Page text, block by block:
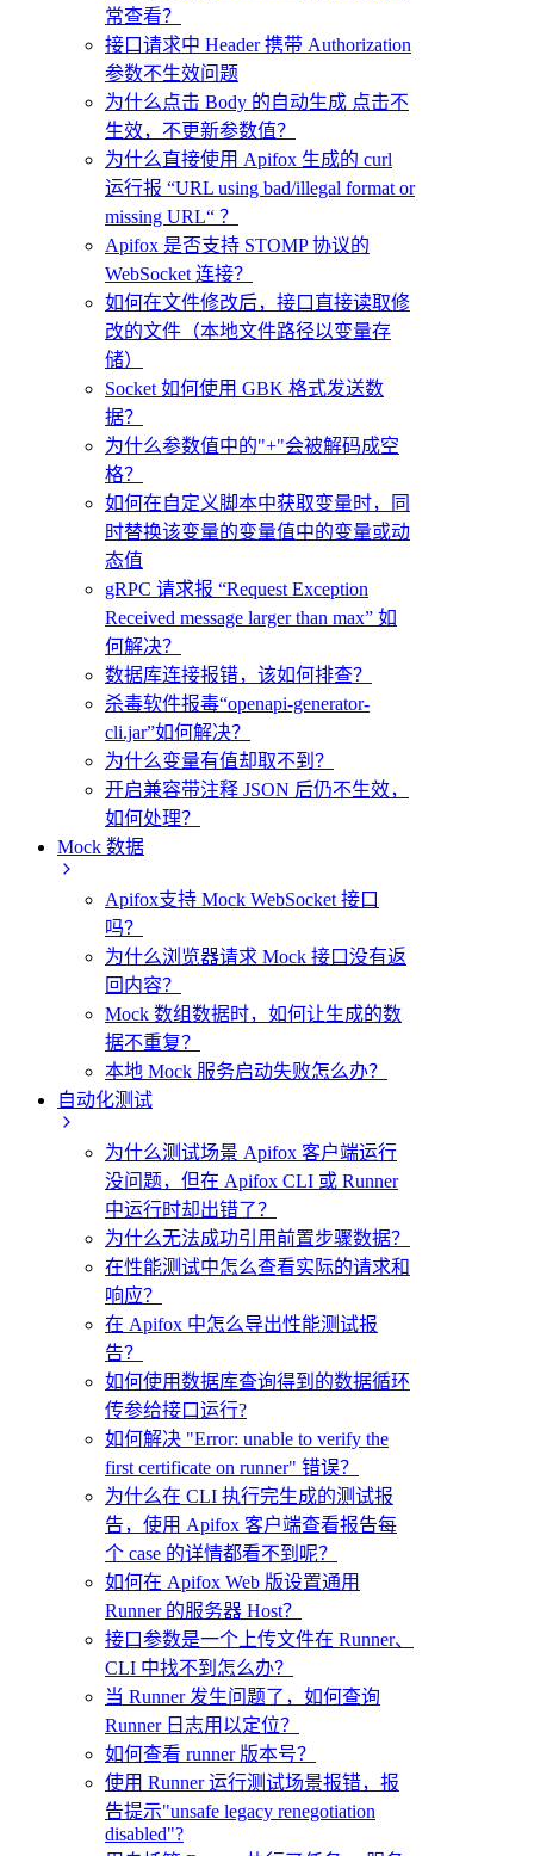
常查看？
接口请求中 Header 携带 Authorization
参数不生效问题
为什么点击 Body 的自动生成 点击不
生效，不更新参数值？
为什么直接使用 Apifox 生成的 curl
运行报 “URL using bad/illegal format or
missing URL“ ？
Apifox 是否支持 STOMP 协议的
WebSocket 连接？
如何在文件修改后，接口直接读取修
改的文件（本地文件路径以变量存
储）
Socket 如何使用 GBK 格式发送数
据？
为什么参数值中的"+"会被解码成空
格？
如何在自定义脚本中获取变量时，同
时替换该变量的变量值中的变量或动
态值
gRPC 请求报 “Request Exception
Received message larger than max” 如
何解决？
数据库连接报错，该如何排查？
杀毒软件报毒“openapi-generator-
cli.jar”如何解决？
为什么变量有值却取不到？
开启兼容带注释 JSON 后仍不生效，
如何处理？
Mock 数据
Apifox支持 Mock WebSocket 接口
吗？
为什么浏览器请求 Mock 接口没有返
回内容？
Mock 数组数据时，如何让生成的数
据不重复？
本地 Mock 服务启动失败怎么办？
自动化测试
为什么测试场景 Apifox 客户端运行
没问题，但在 Apifox CLI 或 Runner
中运行时却出错了？
为什么无法成功引用前置步骤数据？
在性能测试中怎么查看实际的请求和
响应？
在 Apifox 中怎么导出性能测试报
告？
如何使用数据库查询得到的数据循环
传参给接口运行?
如何解决 "Error: unable to verify the
first certificate on runner" 错误？
为什么在 CLI 执行完生成的测试报
告，使用 Apifox 客户端查看报告每
个 case 的详情都看不到呢？
如何在 Apifox Web 版设置通用
Runner 的服务器 Host？
接口参数是一个上传文件在 Runner、
CLI 中找不到怎么办？
当 Runner 发生问题了，如何查询
Runner 日志用以定位？
如何查看 runner 版本号？
使用 Runner 运行测试场景报错，报
告提示"unsafe legacy renegotiation
disabled"?